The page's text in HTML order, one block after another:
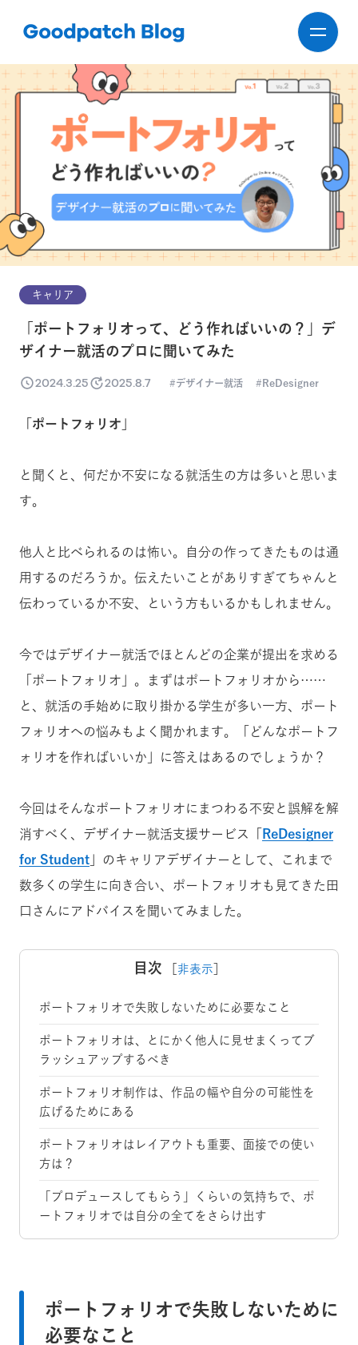
キャリア
「ポートフォリオって、どう作ればいいの？」デ
ザイナー就活のプロに聞いてみた
2024.3.25 2025.8.7 デザイナー就活 ReDesigner
「ポートフォリオ」
と聞くと、何だか不安になる就活生の方は多いと思いま
す。
他人と比べられるのは怖い。自分の作ってきたものは通
用するのだろうか。伝えたいことがありすぎてちゃんと
伝わっているか不安、という方もいるかもしれません。
今ではデザイナー就活でほとんどの企業が提出を求める
「ポートフォリオ」。まずはポートフォリオから……
と、就活の手始めに取り掛かる学生が多い一方、ポート
フォリオへの悩みもよく聞かれます。「どんなポートフ
ォリオを作ればいいか」に答えはあるのでしょうか？
今回はそんなポートフォリオにまつわる不安と誤解を解
消すべく、デザイナー就活支援サービス「
ReDesigner
for Student 」のキャリアデザイナーとして、これまで
数多くの学生に向き合い、ポートフォリオも見てきた田
口さんにアドバイスを聞いてみました。
目次 非表示
ポートフォリオで失敗しないために必要なこと
ポートフォリオは、とにかく他人に見せまくってブ
ラッシュアップするべき
ポートフォリオ制作は、作品の幅や自分の可能性を
広げるためにある
ポートフォリオはレイアウトも重要、面接での使い
方は？
「プロデュースしてもらう」くらいの気持ちで、ポ
ートフォリオでは自分の全てをさらけ出す
ポートフォリオで失敗しないために
必要なこと